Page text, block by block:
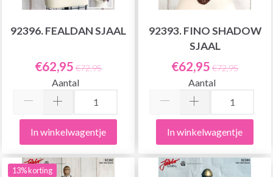
92396. FEALDAN SJAAL
€62,95 €72,95
Aantal
In winkelwagentje
92393. FINO SHADOW
SJAAL
€62,95 €72,95
Aantal
In winkelwagentje
13% korting